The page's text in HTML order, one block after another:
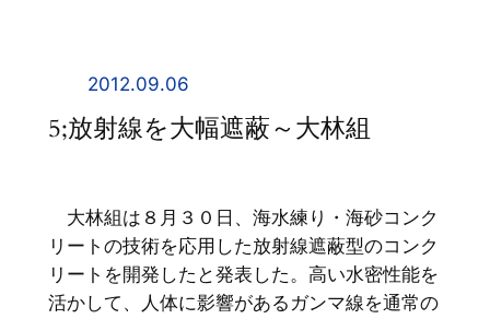
2012.09.06
5;放射線を大幅遮蔽～大林組
大林組は８月３０日、海水練り・海砂コンク
リートの技術を応用した放射線遮蔽型のコンク
リートを開発したと発表した。高い水密性能を
活かして、人体に影響があるガンマ線を通常の